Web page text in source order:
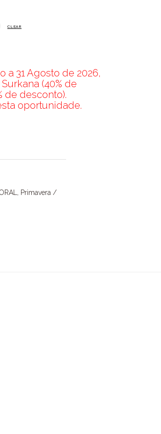
CLEAR
a 31 Agosto de 2026,
(40% de
de desconto).
oportunidade.
, Primavera /